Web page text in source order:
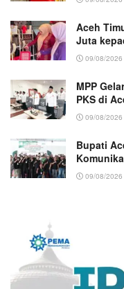
Aceh
Juta
09/08/2026
MPP
PKS di
09/08/2026
Bupati
09/08/2026